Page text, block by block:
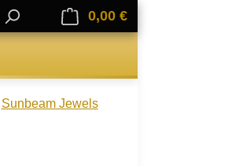
0,00 €Warenkorb enthält
Sunbeam Jewels